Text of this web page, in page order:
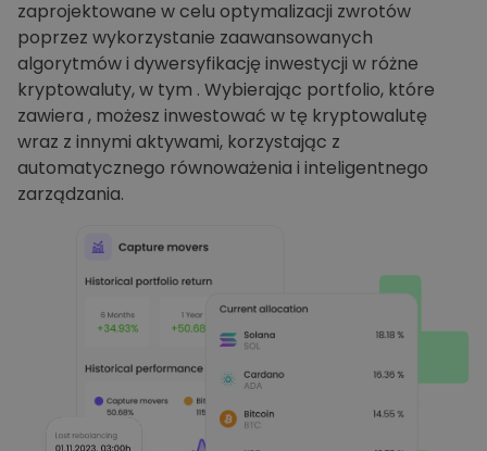
zaprojektowane w celu optymalizacji zwrotów
poprzez wykorzystanie zaawansowanych
algorytmów i dywersyfikację inwestycji w różne
kryptowaluty, w tym . Wybierając portfolio, które
zawiera , możesz inwestować w tę kryptowalutę
wraz z innymi aktywami, korzystając z
automatycznego równoważenia i inteligentnego
zarządzania.